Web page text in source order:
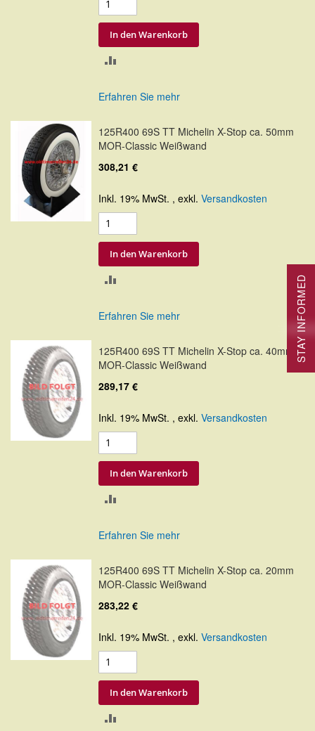
In den Warenkorb
Erfahren Sie mehr
125R400 69S TT Michelin X-Stop ca. 50mm
MOR-Classic Weißwand
308,21 €
Inkl. 19% MwSt. , exkl. Versandkosten
In den Warenkorb
Erfahren Sie mehr
125R400 69S TT Michelin X-Stop ca. 40mm
MOR-Classic Weißwand
289,17 €
Inkl. 19% MwSt. , exkl. Versandkosten
In den Warenkorb
Erfahren Sie mehr
125R400 69S TT Michelin X-Stop ca. 20mm
MOR-Classic Weißwand
283,22 €
Inkl. 19% MwSt. , exkl. Versandkosten
In den Warenkorb
STAY INFORMED